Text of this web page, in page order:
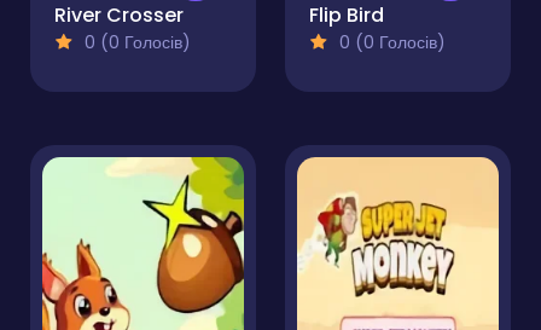
River Crosser
0 (0 Голосів)
Flip Bird
0 (0 Голосів)